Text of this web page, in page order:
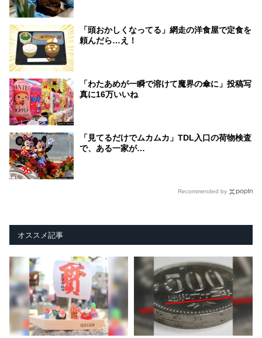
「頭おかしくなってる」網走の洋食屋で定食を
頼んだら…え！
「わたあめが一瞬で溶けて魔界の傘に」投稿写
真に16万いいね
「見てるだけでムカムカ」TDL入口の荷物検査
で、ある一家が…
Recommended by
オススメ記事